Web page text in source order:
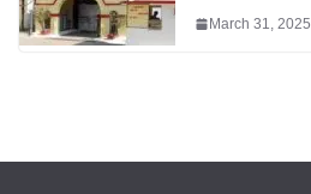
March 31, 2025